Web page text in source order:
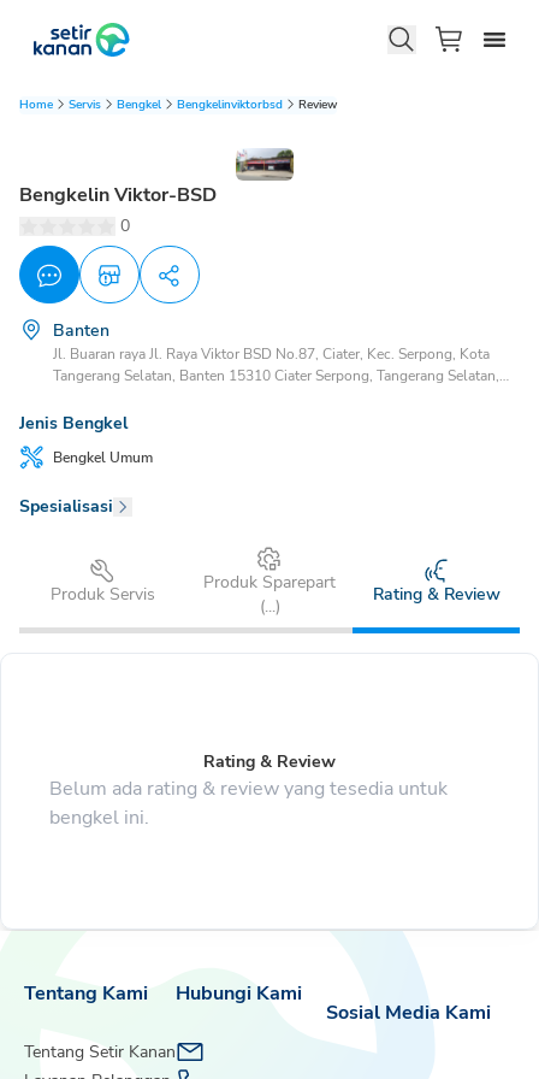
Home Servis Bengkel Bengkelinviktorbsd Review
Bengkelin Viktor-BSD
0
Banten
Jl. Buaran raya Jl. Raya Viktor BSD No.87, Ciater, Kec. Serpong, Kota
Tangerang Selatan, Banten 15310 Ciater Serpong, Tangerang Selatan,
Jenis Bengkel
Bengkel Umum
Spesialisasi
Produk Servis
Produk Sparepart
(...)
Rating & Review
Rating & Review
Belum ada rating & review yang tesedia untuk
bengkel ini.
Tentang Kami
Tentang Setir Kanan
Sosial Media Kami
Hubungi Kami